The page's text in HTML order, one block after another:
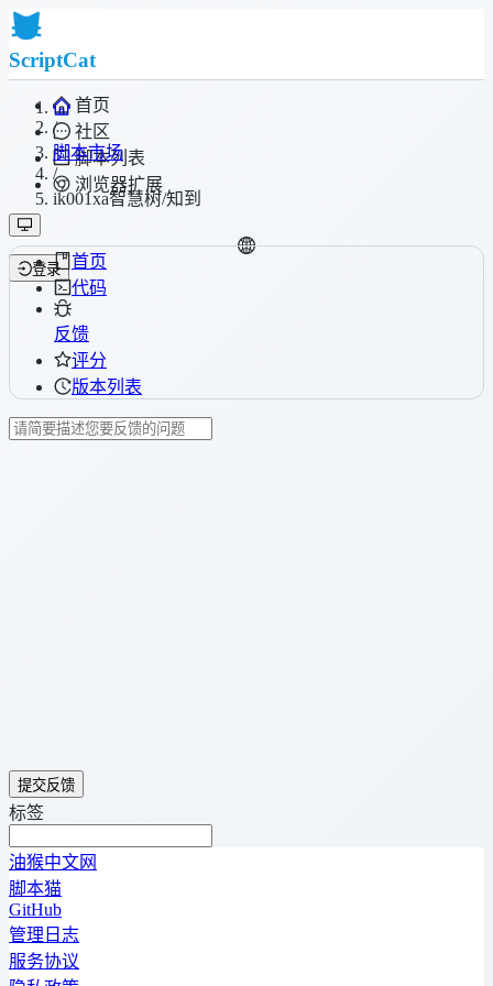
ScriptCat
首页
社区
脚本列表
浏览器扩展
登录
/
脚本市场
/
ik001xa智慧树/知到
首页
代码
反馈
评分
版本列表
提交反馈
标签
油猴中文网
脚本猫
GitHub
管理日志
服务协议